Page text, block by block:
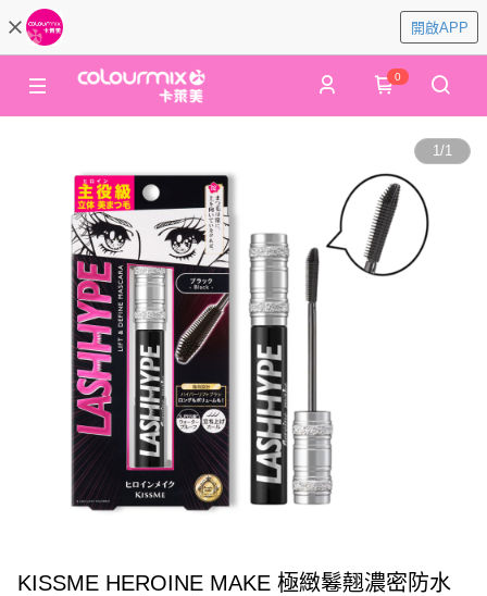
開啟APP
0
1/1
KISSME HEROINE MAKE 極緻鬈翹濃密防水